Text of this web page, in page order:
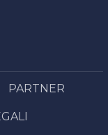
PARTNER